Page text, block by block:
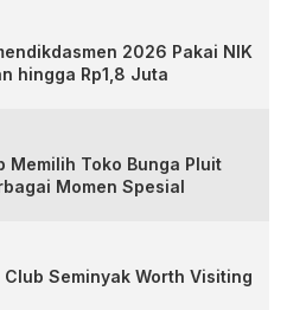
2026 Pakai NIK
hingga Rp1,8 Juta
Memilih Toko Bunga Pluit
Momen Spesial
Club Seminyak Worth Visiting